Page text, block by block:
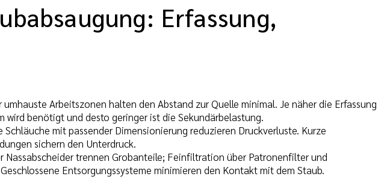
Erfassung,
Arbeitszonen halten den Abstand zur Quelle minimal. Je näher die Erfassung
benötigt und desto geringer ist die Sekundärbelastung.
mit passender Dimensionierung reduzieren Druckverluste. Kurze
sichern den Unterdruck.
Nassabscheider trennen Grobanteile; Feinfiltration über Patronenfilter und
Entsorgungssysteme minimieren den Kontakt mit dem Staub.